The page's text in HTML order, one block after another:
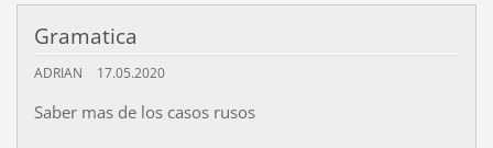
Gramatica
ADRIAN 17.05.2020
Saber mas de los casos rusos